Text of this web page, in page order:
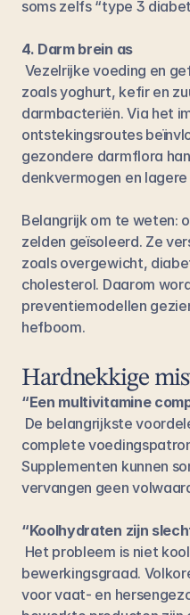
soms zelfs “type 3
4. Darm brein as
zoals yoghurt, kefir en
darmbacteriën. Via het
ontstekingsroutes
gezondere darmflora
denkvermogen en
Belangrijk om te weten:
zelden geïsoleerd. Ze
zoals overgewicht,
cholesterol. Daarom
preventiemodellen
hefboom.
Hardnekkige
“Een multivitamine
complete
Supplementen kunnen
vervangen geen
“Koolhydraten zijn
bewerkingsgraad.
voor vaat- en